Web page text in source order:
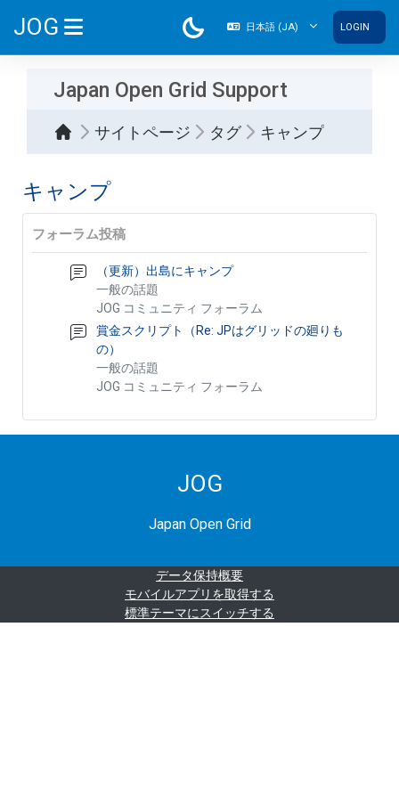
JOG 日本語 ‎(JA)‎ LOGIN
Japan Open Grid Support
サイトページ タグ キャンプ
キャンプ
フォーラム投稿
（更新）出島にキャンプ
一般の話題
JOG コミュニティ フォーラム
賞金スクリプト（Re: JPはグリッドの廻りも
の）
一般の話題
JOG コミュニティ フォーラム
JOG
Japan Open Grid
データ保持概要
モバイルアプリを取得する
標準テーマにスイッチする